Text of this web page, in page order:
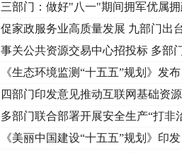
三部门：做好"八一"期间拥军优属
促家政服务业高质量发展 九部门出
事关公共资源交易中心招投标 多部
《生态环境监测“十五五”规划》发
读
四部门印发意见推动互联网基础资
多部门联合部署开展安全生产“打非
《美丽中国建设“十五五”规划》印